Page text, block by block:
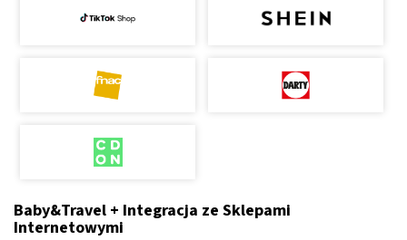
Baby&Travel + Integracja ze Sklepami
Internetowymi